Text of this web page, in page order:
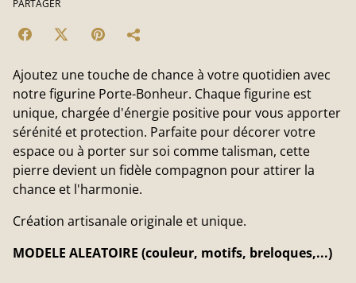
PARTAGER
Ajoutez une touche de chance à votre quotidien avec
notre figurine Porte-Bonheur. Chaque figurine est
unique, chargée d'énergie positive pour vous apporter
sérénité et protection. Parfaite pour décorer votre
espace ou à porter sur soi comme talisman, cette
pierre devient un fidèle compagnon pour attirer la
chance et l'harmonie.
Création artisanale originale et unique.
MODELE ALEATOIRE (couleur, motifs, breloques,...)